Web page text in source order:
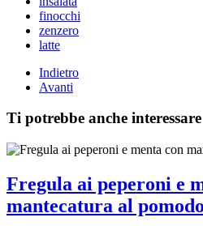
finocchi
zenzero
latte
Indietro
Avanti
Ti potrebbe anche interessare
Fregula ai peperoni e
mantecatura al